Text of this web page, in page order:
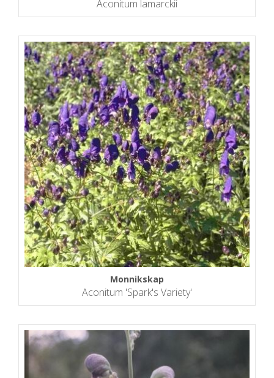
Aconitum lamarckii
Monnikskap
Aconitum 'Spark's Variety'